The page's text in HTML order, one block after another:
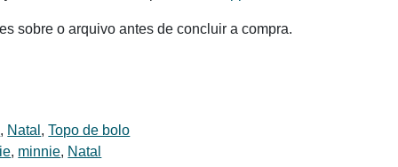
sobre o arquivo antes de concluir a compra.
, Natal ,Topo de bolo
, minnie, Natal